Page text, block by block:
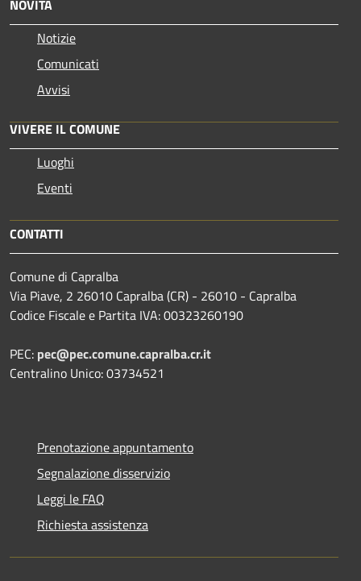
NOVITÀ
Notizie
Comunicati
Avvisi
VIVERE IL COMUNE
Luoghi
Eventi
CONTATTI
Comune di Capralba
Via Piave, 2 26010 Capralba (CR) - 26010 - Capralba
Codice Fiscale e Partita IVA: 00323260190
PEC: pec@pec.comune.capralba.cr.it
Centralino Unico: 03734521
Prenotazione appuntamento
Segnalazione disservizio
Leggi le FAQ
Richiesta assistenza